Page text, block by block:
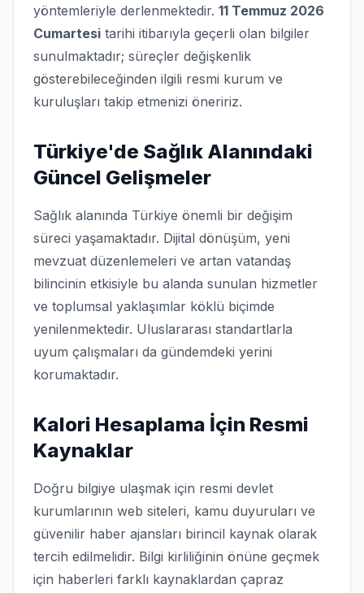
yöntemleriyle derlenmektedir. 11 Temmuz 2026
Cumartesi tarihi itibarıyla geçerli olan bilgiler
sunulmaktadır; süreçler değişkenlik
gösterebileceğinden ilgili resmi kurum ve
kuruluşları takip etmenizi öneririz.
Türkiye'de Sağlık Alanındaki
Güncel Gelişmeler
Sağlık alanında Türkiye önemli bir değişim
süreci yaşamaktadır. Dijital dönüşüm, yeni
mevzuat düzenlemeleri ve artan vatandaş
bilincinin etkisiyle bu alanda sunulan hizmetler
ve toplumsal yaklaşımlar köklü biçimde
yenilenmektedir. Uluslararası standartlarla
uyum çalışmaları da gündemdeki yerini
korumaktadır.
Kalori Hesaplama İçin Resmi
Kaynaklar
Doğru bilgiye ulaşmak için resmi devlet
kurumlarının web siteleri, kamu duyuruları ve
güvenilir haber ajansları birincil kaynak olarak
tercih edilmelidir. Bilgi kirliliğinin önüne geçmek
için haberleri farklı kaynaklardan çapraz